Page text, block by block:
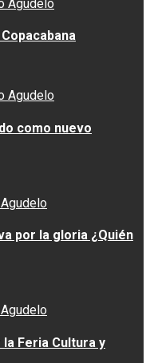
Agudelo
Agudelo
como nuevo
por la gloria ¿Quién
Feria Cultura y